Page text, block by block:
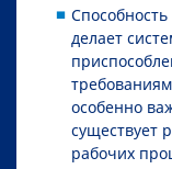
делает
особенно
существует
рабочих